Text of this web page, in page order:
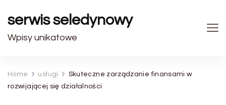
serwis seledynowy
Wpisy unikatowe
Home usługi
Skuteczne zarządzanie finansami w
rozwijającej się działalności